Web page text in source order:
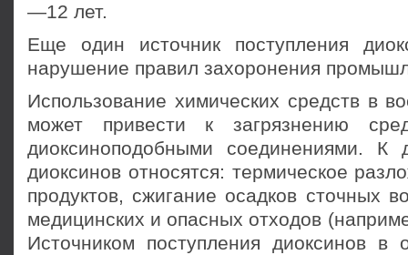
—12 лет.
Еще один источник поступления
нарушение правил захоронения
Использование химических средств в
может привести к загрязнению
диоксиноподобными соединениями. К
диоксинов относятся: термическое
продуктов, сжигание осадков сточных
медицинских и опасных отходов
Источником поступления диоксинов в